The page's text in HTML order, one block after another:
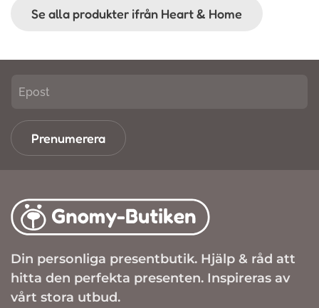
Se alla produkter ifrån Heart & Home
Prenumerera
Din personliga presentbutik. Hjälp & råd att
hitta den perfekta presenten. Inspireras av
vårt stora utbud.